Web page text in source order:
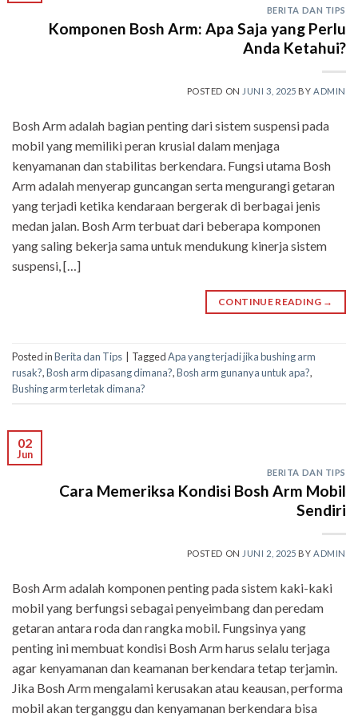
BERITA DAN TIPS
Komponen Bosh Arm: Apa Saja yang Perlu
Anda Ketahui?
POSTED ON JUNI 3, 2025 BYADMIN
Bosh Arm adalah bagian penting dari sistem suspensi pada
mobil yang memiliki peran krusial dalam menjaga
kenyamanan dan stabilitas berkendara. Fungsi utama Bosh
Arm adalah menyerap guncangan serta mengurangi getaran
yang terjadi ketika kendaraan bergerak di berbagai jenis
medan jalan. Bosh Arm terbuat dari beberapa komponen
yang saling bekerja sama untuk mendukung kinerja sistem
suspensi, […]
CONTINUE READING →
Posted inBerita dan Tips TaggedApa yang terjadi jika bushing arm
rusak?,Bosh arm dipasang dimana?,Bosh arm gunanya untuk apa?,
Bushing arm terletak dimana?
02
Jun
BERITA DAN TIPS
Cara Memeriksa Kondisi Bosh Arm Mobil
Sendiri
POSTED ON JUNI 2, 2025 BYADMIN
Bosh Arm adalah komponen penting pada sistem kaki-kaki
mobil yang berfungsi sebagai penyeimbang dan peredam
getaran antara roda dan rangka mobil. Fungsinya yang
penting ini membuat kondisi Bosh Arm harus selalu terjaga
agar kenyamanan dan keamanan berkendara tetap terjamin.
Jika Bosh Arm mengalami kerusakan atau keausan, performa
mobil akan terganggu dan kenyamanan berkendara bisa